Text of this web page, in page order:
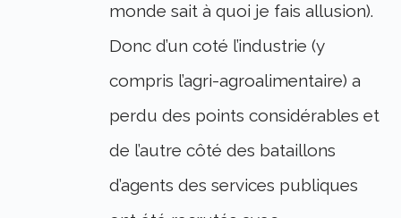
monde sait à quoi je fais allusion).
Donc d’un coté l’industrie (y
compris l’agri-agroalimentaire) a
perdu des points considérables et
de l’autre côté des bataillons
d’agents des services publiques